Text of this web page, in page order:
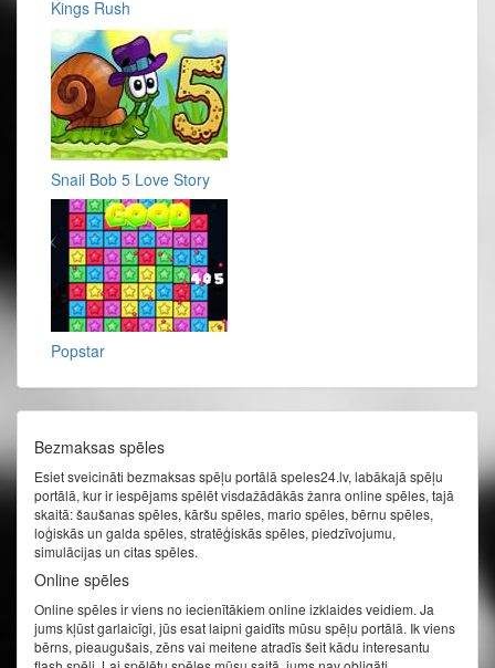
Kings Rush
Snail Bob 5 Love Story
Popstar
Bezmaksas spēles
Esiet sveicināti bezmaksas spēļu portālā speles24.lv, labākajā spēļu
portālā, kur ir iespējams spēlēt visdažādākās žanra online spēles, tajā
skaitā: šaušanas spēles, kāršu spēles, mario spēles, bērnu spēles,
loģiskās un galda spēles, stratēģiskās spēles, piedzīvojumu,
simulācijas un citas spēles.
Online spēles
Online spēles ir viens no iecienītākiem online izklaides veidiem. Ja
jums kļūst garlaicīgi, jūs esat laipni gaidīts mūsu spēļu portālā. Ik viens
bērns, pieaugušais, zēns vai meitene atradīs šeit kādu interesantu